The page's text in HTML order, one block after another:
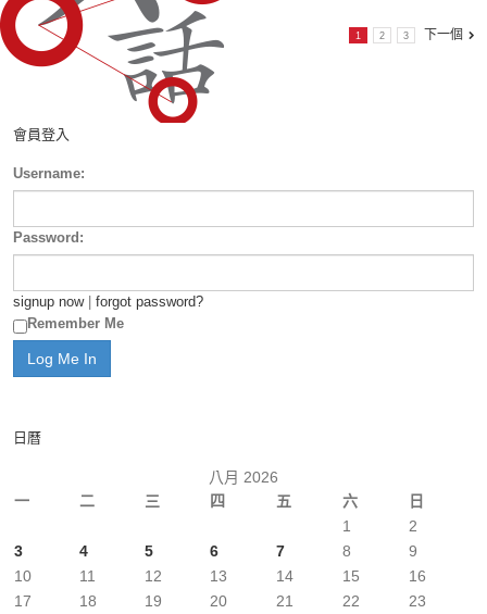
1 2 3 下一個
會員登入
Username:
Password:
signup now| forgot password?
Remember Me
日曆
八月 2026
一
二 三 四 五 六 日
1
2
3
4 5 6 7 8
9
10
11 12 13 14 15
16
17
18 19 20 21 22
23